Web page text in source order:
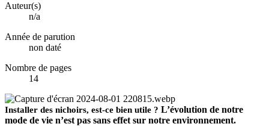
Auteur(s)
n/a
Année de parution
non daté
Nombre de pages
14
Installer des nichoirs, est-ce bien utile ? L’évolution de notre
mode de vie n’est pas sans effet sur notre environnement.